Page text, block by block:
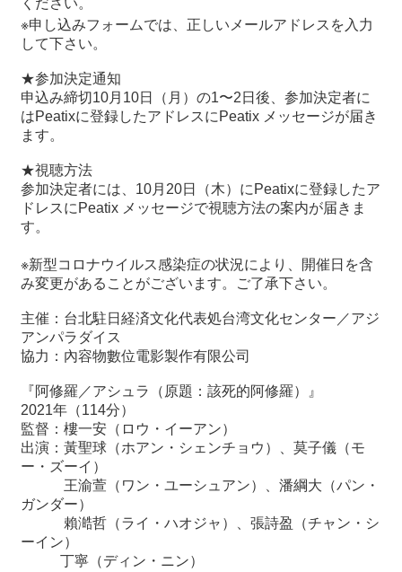
ト
マ
ッ
プ
ください。
※申し込みフォームでは、正しいメールアドレスを入力
して下さい。
★参加決定通知
申込み締切10月10日（月）の1〜2日後、参加決定者に
はPeatixに登録したアドレスにPeatix メッセージが届き
ます。
★視聴方法
参加決定者には、10月20日（木）にPeatixに登録したア
ドレスにPeatix メッセージで視聴方法の案内が届きま
す。
※新型コロナウイルス感染症の状況により、開催日を含
み変更があることがございます。ご了承下さい。
主催：台北駐日経済文化代表処台湾文化センター／アジ
アンパラダイス
協力：內容物數位電影製作有限公司
『阿修羅／アシュラ（原題：該死的阿修羅）』
2021年（114分）
監督：樓一安（ロウ・イーアン）
出演：黃聖球（ホアン・シェンチョウ）、莫子儀（モ
ー・ズーイ）
王渝萱（ワン・ユーシュアン）、潘綱大（パン・
ガンダー）
賴澔哲（ライ・ハオジャ）、張詩盈（チャン・シ
ーイン）
丁寧（ディン・ニン）